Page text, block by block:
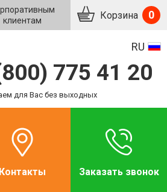
клиентам
Корзина 0
RU
775 41 20
для Вас без выходных
Контакты Заказать звонок